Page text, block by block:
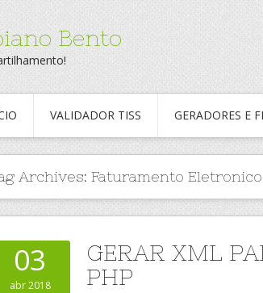
Bento
VALIDADOR TISS GERADORES E
Archives: Faturamento Eletronico
03
abr 2018
GERAR XML
PHP